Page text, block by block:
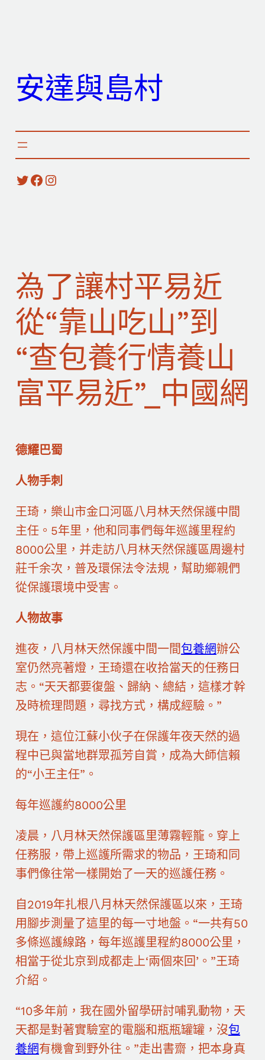
安達與島村
X Facebook Instagram
為了讓村平易近
從“靠山吃山”到
“查包養行情養山
富平易近”_中國網
德耀巴蜀
人物手刺
王琦，樂山市金口河區八月林天然保護中間
主任。5年里，他和同事們每年巡護里程約
8000公里，并走訪八月林天然保護區周邊村
莊千余次，普及環保法令法規，幫助鄉親們
從保護環境中受害。
人物故事
進夜，八月林天然保護中間一間包養網辦公
室仍然亮著燈，王琦還在收拾當天的任務日
志。“天天都要復盤、歸納、總結，這樣才幹
及時梳理問題，尋找方式，構成經驗。”
現在，這位江蘇小伙子在保護年夜天然的過
程中已與當地群眾孤芳自賞，成為大師信賴
的“小王主任”。
每年巡護約8000公里
凌晨，八月林天然保護區里薄霧輕籠。穿上
任務服，帶上巡護所需求的物品，王琦和同
事們像往常一樣開始了一天的巡護任務。
自2019年扎根八月林天然保護區以來，王琦
用腳步測量了這里的每一寸地盤。“一共有50
多條巡護線路，每年巡護里程約8000公里，
相當于從北京到成都走上‘兩個來回’。”王琦
介紹。
“10多年前，我在國外留學研討哺乳動物，天
天都是對著實驗室的電腦和瓶瓶罐罐，沒包
養網有機會到野外往。”走出書齋，把本身真